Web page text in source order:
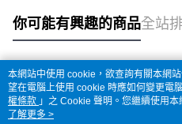
你可能有興趣的商品全站
熱門標籤
本網站中使用 cookie，欲查詢有關本網
望在電腦上使用 cookie 時應如何變更電
權條款 」之 Cookie 聲明。您繼續使用
用條款之 Cookie 聲明使用 cookie。
了解更多 >